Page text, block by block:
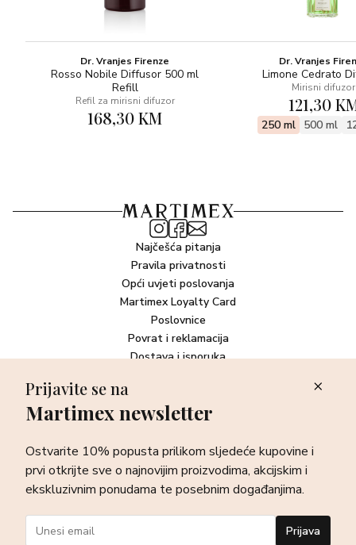
Dr. Vranjes Firenze
Rosso Nobile Diffusor 500 ml
Refill
Refil za mirisni difuzor
168,30 KM
Dr. Vranjes
Limone Cedrato
Mirisni difuzor
121,30
250 ml 500 ml
Najčešća pitanja
Pravila privatnosti
Opći uvjeti poslovanja
Martimex Loyalty Card
Poslovnice
Povrat i reklamacija
Dostava i isporuka
Newsletter
sve o najnovijim proizvodima, akcijskim i ekskluzivnim
ponudama te posebnim događanjima.
Prijava
Prijavite se na
Martimex newsletter
Ostvarite 10% popusta prilikom sljedeće kupovine i
prvi otkrijte sve o najnovijim proizvodima, akcijskim i
ekskluzivnim ponudama te posebnim događanjima.
Prijava